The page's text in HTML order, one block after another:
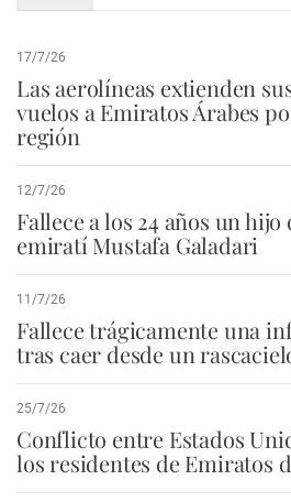
17/7/26
Las aerolíneas extienden
vuelos a Emiratos Árabes
región
12/7/26
Fallece a los 24 años un
emiratí Mustafa Galadari
11/7/26
Fallece trágicamente una
tras caer desde un
25/7/26
Conflicto entre Estados
los residentes de Emiratos